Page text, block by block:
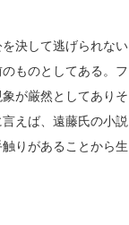
決して逃げられない
ものとしてある。フ
が厳然としてありそ
えば、遠藤氏の小説
りがあることから生